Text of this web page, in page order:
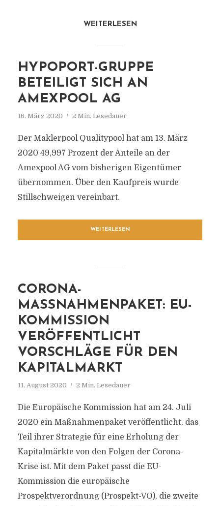
WEITERLESEN
HYPOPORT-GRUPPE
BETEILIGT SICH AN
AMEXPOOL AG
16. März 2020 2 Min. Lesedauer
Der Maklerpool Qualitypool hat am 13. März
2020 49,997 Prozent der Anteile an der
Amexpool AG vom bisherigen Eigentümer
übernommen. Über den Kaufpreis wurde
Stillschweigen vereinbart.
WEITERLESEN
CORONA-
MASSNAHMENPAKET: EU-K
OMMISSION V
ERÖFFENTLICHT V
ORSCHLÄGE FÜR DEN K
APITALMARKT
11. August 2020 2 Min. Lesedauer
Die Europäische Kommission hat am 24. Juli
2020 ein Maßnahmenpaket veröffentlicht, das
Teil ihrer Strategie für eine Erholung der
Kapitalmärkte von den Folgen der Corona-
Krise ist. Mit dem Paket passt die EU-
Kommission die europäische
Prospektverordnung (Prospekt-VO)‚ die zweite